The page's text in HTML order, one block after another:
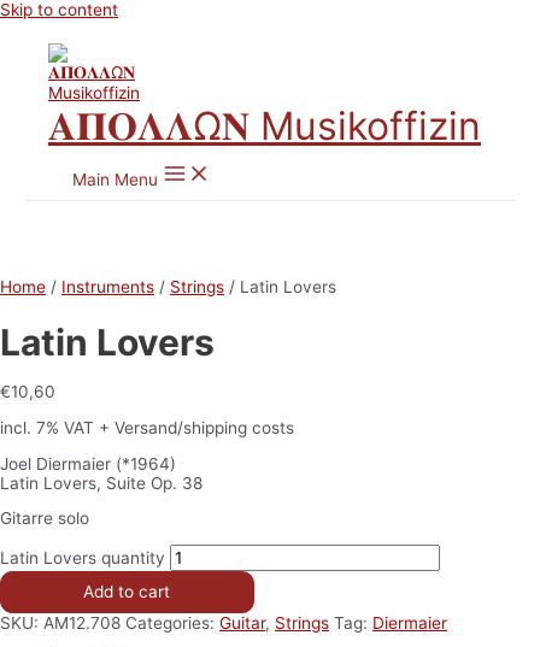
Skip to content
𝚨𝚷𝚶𝚲𝚲Ω𝚴 Musikoffizin
Main Menu
Home / Instruments / Strings / Latin Lovers
Latin Lovers
€10,60
incl. 7% VAT + Versand/shipping costs
Joel Diermaier (*1964)
Latin Lovers, Suite Op. 38
Gitarre solo
Latin Lovers quantity
Add to cart
SKU: AM12.708 Categories: Guitar, Strings Tag: Diermaier